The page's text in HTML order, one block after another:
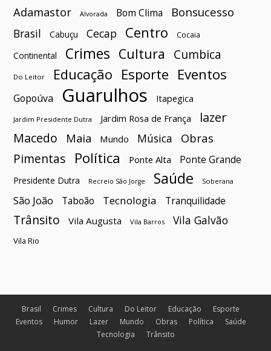
Adamastor Alvorada Bom Clima Bonsucesso
Brasil Cabuçu Cecap Centro Cocaia
Continental Crimes Cultura Cumbica
Do Leitor Educação Esporte Eventos
Gopoúva Guarulhos Itapegica
Jardim Presidente Dutra Jardim Rosa de França
lazer
Macedo
Maia Mundo Música Obras
Pimentas Política Ponte Alta Ponte Grande
Presidente Dutra Recreio São Jorge Saúde Soberana
São João Taboão Tecnologia Tranquilidade
Trânsito Vila Augusta Vila Barros Vila Galvão
Vila Rio
Brasil Crimes Cultura Do Leitor Educação
Esporte
Eventos
Humor Lazer Mundo Obras Política
Saúde
Tecnologia
Trânsito